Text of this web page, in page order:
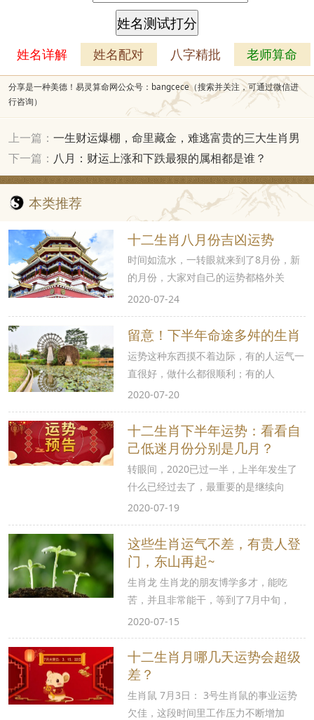
姓名详解 姓名配对 八字精批 老师算命
分享是一种美德！易灵算命网公众号：bangcece（搜索并关注，可通过微信进
行咨询）
上一篇： 一生财运爆棚，命里藏金，难逃富贵的三大生肖男
下一篇： 八月：财运上涨和下跌最狠的属相都是谁？
本类推荐
十二生肖八月份吉凶运势
时间如流水，一转眼就来到了8月份，新
的月份，大家对自己的运势都格外关
2020-07-24
留意！下半年命途多舛的生肖
运势这种东西摸不着边际，有的人运气一
直很好，做什么都很顺利；有的人
2020-07-20
十二生肖下半年运势：看看自
己低迷月份分别是几月？
转眼间，2020已过一半，上半年发生了
什么已经过去了，最重要的是继续向
2020-07-19
这些生肖运气不差，有贵人登
门，东山再起~
生肖龙 生肖龙的朋友博学多才，能吃
苦，并且非常能干，等到了7月中旬，
2020-07-15
十二生肖月哪几天运势会超级
差？
生肖鼠 7月3日： 3号生肖鼠的事业运势
欠佳，这段时间里工作压力不断增加